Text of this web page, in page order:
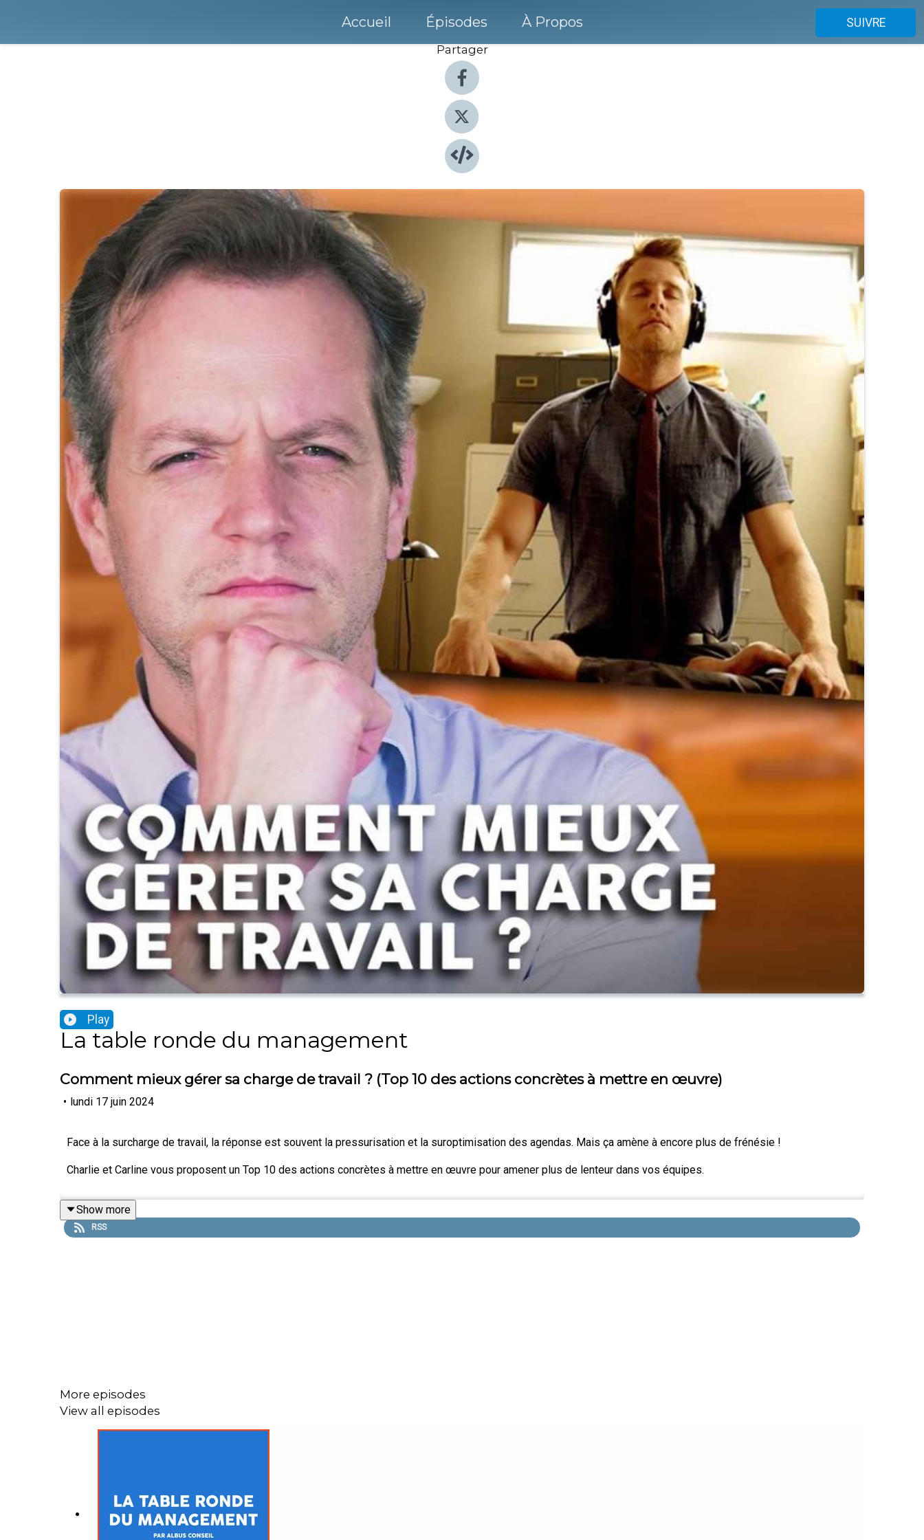
Accueil Épisodes À Propos
SUIVRE
Partager
Play
La table ronde du management
Comment mieux gérer sa charge de travail ? (Top 10 des actions concrètes à mettre en œuvre)
• lundi 17 juin 2024
Face à la surcharge de travail, la réponse est souvent la pressurisation et la suroptimisation des agendas. Mais ça amène à encore plus de frénésie !
Charlie et Carline vous proposent un Top 10 des actions concrètes à mettre en œuvre pour amener plus de lenteur dans vos équipes.
Show more
RSS
More episodes
View all episodes